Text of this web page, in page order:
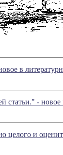
в
статьи." -
целого и